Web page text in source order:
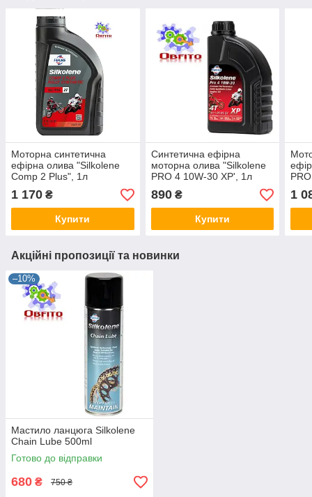
Моторна синтетична
ефірна олива "Silkolene
Comp 2 Plus", 1л
1 170 ₴
Купити
Синтетична ефірна
моторна олива "Silkolene
PRO 4 10W-30 XP', 1л
890₴
Купити
1
Акційні пропозиції та новинки
–10%
Мастило ланцюга Silkolene
Chain Lube 500ml
Готово до відправки
680 ₴ 750 ₴